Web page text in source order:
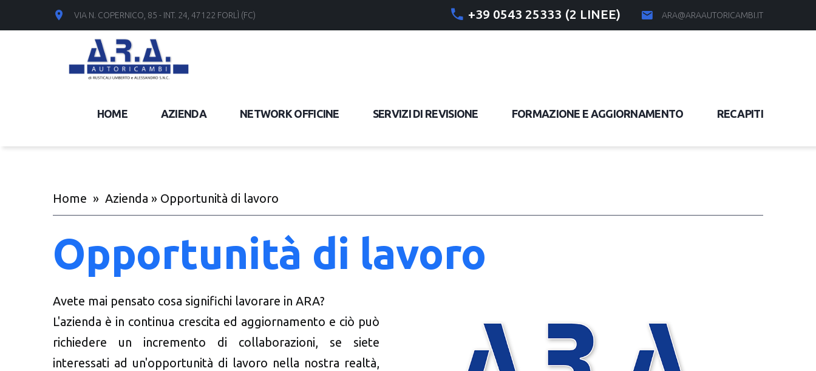
VIA N. COPERNICO, 85 - INT. 24, 47122 FORLÌ (FC) ARA@ARAAUTORICAMBI.IT
+39 0543 25333 (2 LINEE)
HOME AZIENDA NETWORK OFFICINE SERVIZI DI REVISIONE FORMAZIONE E AGGIORNAMENTO RECAPITI
Home » Azienda » Opportunità di lavoro
Opportunità di lavoro
Avete mai pensato cosa significhi lavorare in ARA?
L'azienda è in continua crescita ed aggiornamento e ciò può
richiedere un incremento di collaborazioni, se siete
interessati ad un'opportunità di lavoro nella nostra realtà,